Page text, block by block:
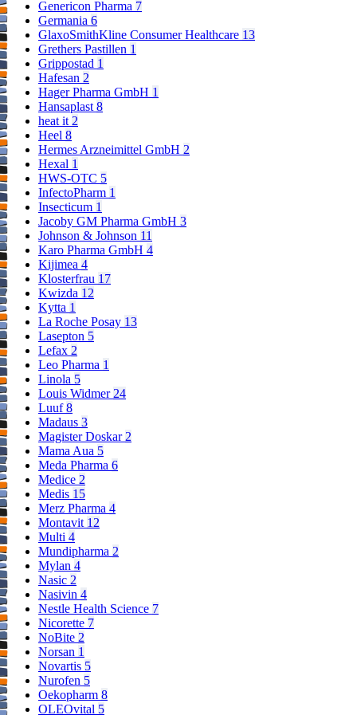
Genericon Pharma 7
Germania 6
GlaxoSmithKline Consumer Healthcare 13
Grethers Pastillen 1
Grippostad 1
Hafesan 2
Hager Pharma GmbH 1
Hansaplast 8
heat it 2
Heel 8
Hermes Arzneimittel GmbH 2
Hexal 1
HWS-OTC 5
InfectoPharm 1
Insecticum 1
Jacoby GM Pharma GmbH 3
Johnson & Johnson 11
Karo Pharma GmbH 4
Kijimea 4
Klosterfrau 17
Kwizda 12
Kytta 1
La Roche Posay 13
Lasepton 5
Lefax 2
Leo Pharma 1
Linola 5
Louis Widmer 24
Luuf8
Madaus 3
Magister Doskar 2
Mama Aua 5
Meda Pharma 6
Medice 2
Medis 15
Merz Pharma 4
Montavit 12
Multi 4
Mundipharma 2
Mylan 4
Nasic 2
Nasivin 4
Nestle Health Science 7
Nicorette 7
NoBite 2
Norsan 1
Novartis 5
Nurofen 5
Oekopharm 8
OLEOvital 5